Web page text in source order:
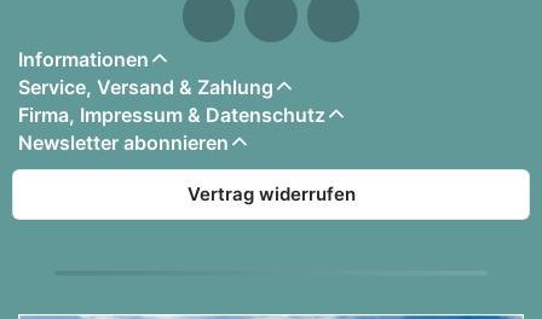
Informationen
Service, Versand & Zahlung
Firma, Impressum & Datenschutz
Newsletter abonnieren
Vertrag widerrufen